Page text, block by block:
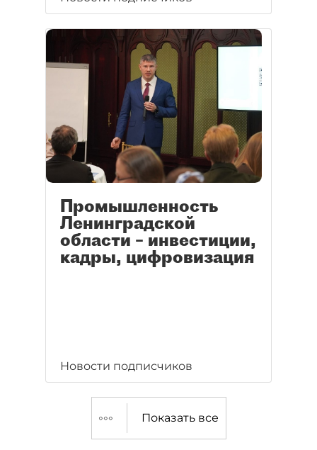
Промышленность
Ленинградской
области – инвестиции,
кадры, цифровизация
Новости подписчиков
Показать все